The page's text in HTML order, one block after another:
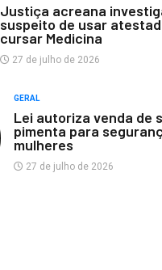
Justiça acreana
suspeito de usar
cursar Medicina
27 de julho de 2026
GERAL
Lei autoriza venda de
pimenta para
mulheres
27 de julho de 2026